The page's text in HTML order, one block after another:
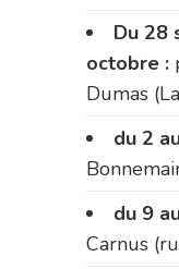
Du 28
octobre :
Dumas
du 2
du 9
Carnus